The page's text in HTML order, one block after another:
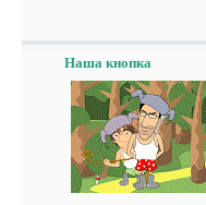
Наша кнопка